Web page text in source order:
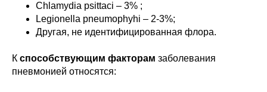
Chlamydia psittaci – 3% ;
Legionella pneumophyhi – 2-3%;
Другая, не идентифицированная флора.
К способствующим факторам заболевания
пневмонией относятся: